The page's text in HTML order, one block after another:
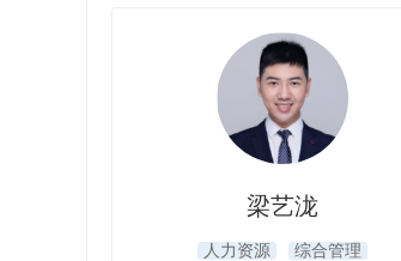
梁艺泷
人力资源 综合管理